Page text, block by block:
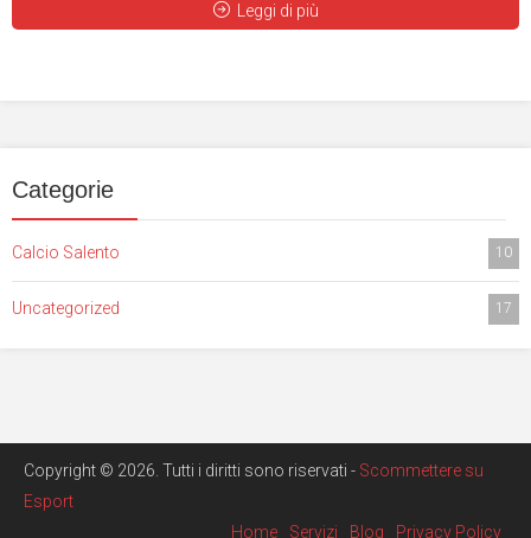
Leggi di più
Categorie
Calcio Salento 10
Uncategorized 17
Copyright © 2026. Tutti i diritti sono riservati - Scommettere su
Esport
Home
Servizi Blog Privacy Policy